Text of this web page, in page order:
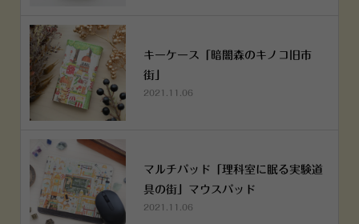
キーケース「暗闇森のキノコ旧市
街」
2021.11.06
マルチパッド「理科室に眠る実験道
具の街」マウスパッド
2021.11.06